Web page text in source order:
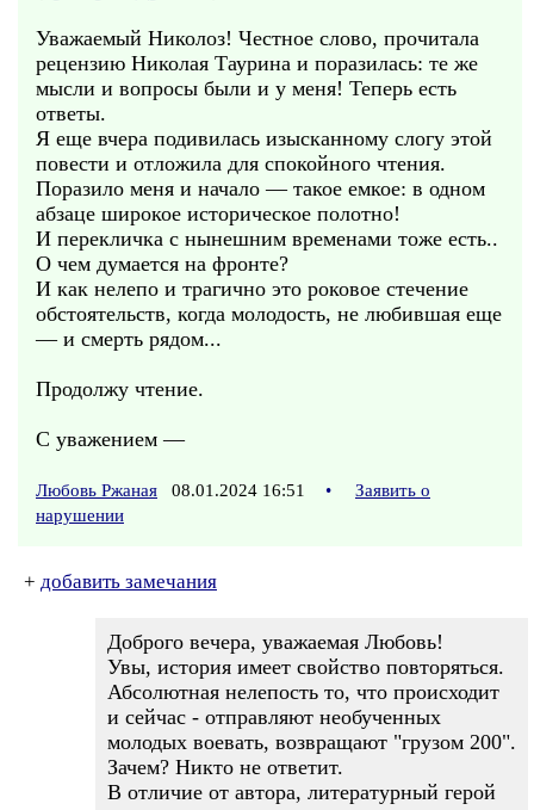
Уважаемый Николоз! Честное слово, прочитала
рецензию Николая Таурина и поразилась: те же
мысли и вопросы были и у меня! Теперь есть
ответы.
Я еще вчера подивилась изысканному слогу этой
повести и отложила для спокойного чтения.
Поразило меня и начало — такое емкое: в одном
абзаце широкое историческое полотно!
И перекличка с нынешним временами тоже есть..
О чем думается на фронте?
И как нелепо и трагично это роковое стечение
обстоятельств, когда молодость, не любившая еще
— и смерть рядом...
Продолжу чтение.
С уважением —
Любовь Ржаная 08.01.2024 16:51 •
Заявить о
нарушении
+ добавить замечания
Доброго вечера, уважаемая Любовь!
Увы, история имеет свойство повторяться.
Абсолютная нелепость то, что происходит
и сейчас - отправляют необученных
молодых воевать, возвращают "грузом 200".
Зачем? Никто не ответит.
В отличие от автора, литературный герой